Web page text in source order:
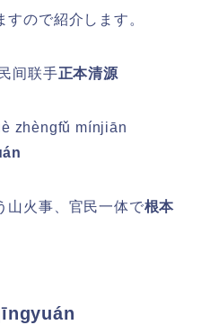
ので紹介します。
间联手正本清源
zhèngfǔ mínjiān
山火事、官民一体で根本